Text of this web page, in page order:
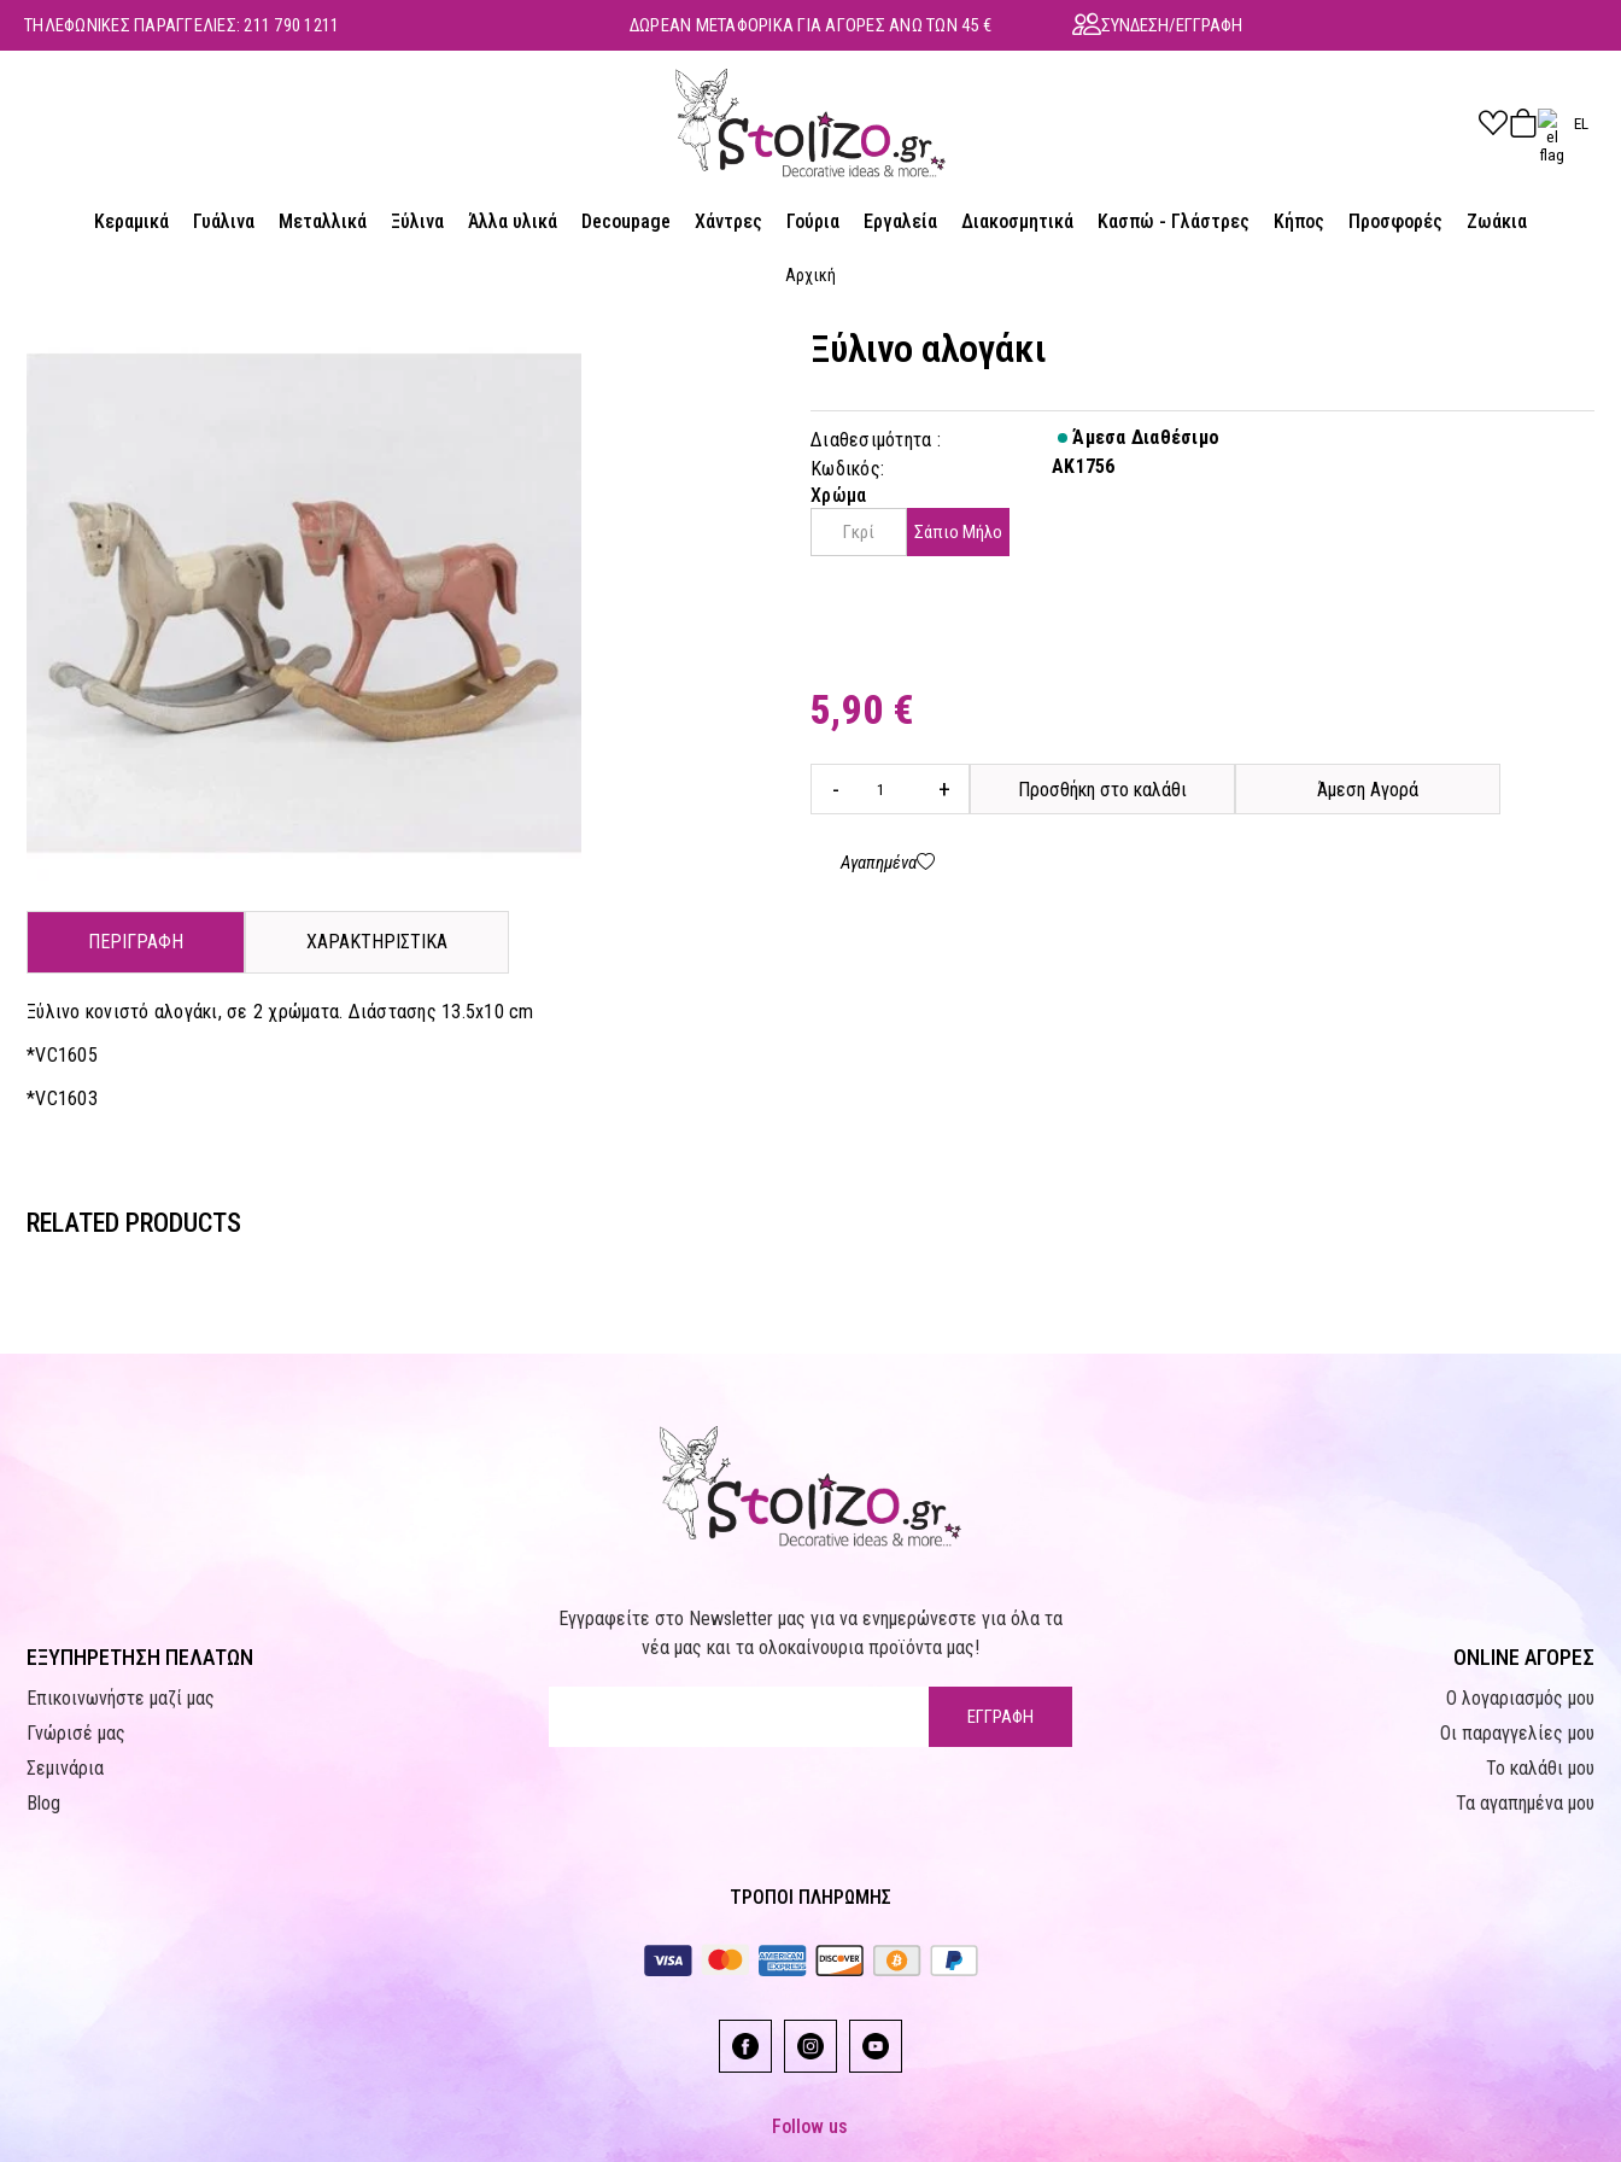
ΤΗΛΕΦΩΝΙΚΕΣ ΠΑΡΑΓΓΕΛΙΕΣ:211 790 1211 ΔΩΡΕΑΝ ΜΕΤΑΦΟΡΙΚΑ ΓΙΑ ΑΓΟΡΕΣ ΑΝΩ ΤΩΝ 45 € ΣΥΝΔΕΣΗ/ΕΓΓΡΑΦΗ
EL
Κεραμικά Γυάλινα Μεταλλικά Ξύλινα Άλλα υλικά Decoupage Χάντρες Γούρια Εργαλεία Διακοσμητικά Κασπώ - Γλάστρες Κήπος Προσφορές Ζωάκια
Αρχική
Ξύλινο αλογάκι
Διαθεσιμότητα :
Άμεσα Διαθέσιμο
Κωδικός:
AK1756
Χρώμα
Γκρί Σάπιο Μήλο
5,90 €
- + Προσθήκη στο καλάθι Άμεση Αγορά
Αγαπημένα
ΠΕΡΙΓΡΑΦΗ ΧΑΡΑΚΤΗΡΙΣΤΙΚΑ
Ξύλινο κονιστό αλογάκι, σε 2 χρώματα. Διάστασης 13.5x10 cm
*VC1605
*VC1603
RELATED PRODUCTS
ΕΞΥΠΗΡΕΤΗΣΗ ΠΕΛΑΤΩΝ
Επικοινωνήστε μαζί μας
Γνώρισέ μας
Σεμινάρια
Blog
Εγγραφείτε στο Newsletter μας για να ενημερώνεστε για όλα τα
νέα μας και τα ολοκαίνουρια προϊόντα μας!
ΕΓΓΡΑΦΗ
ONLINE ΑΓΟΡΕΣ
Ο λογαριασμός μου
Οι παραγγελίες μου
Το καλάθι μου
Τα αγαπημένα μου
ΤΡΟΠΟΙ ΠΛΗΡΩΜΗΣ
Follow us